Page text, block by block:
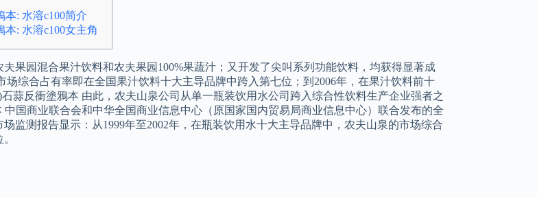
本: 水溶c100简介
本: 水溶c100女主角
夫果园混合果汁饮料和农夫果园100%果蔬汁；又开发了尖叫系列功能饮料，均获得显著成
场综合占有率即在全国果汁饮料十大主导品牌中跨入第七位；到2006年，在果汁饮料前十
蒜反衝塗鴉本 由此，农夫山泉公司从单一瓶装饮用水公司跨入综合性饮料生产企业强者之
中国商业联合会和中华全国商业信息中心（原国家国内贸易局商业信息中心）联合发布的全
监测报告显示：从1999年至2002年，在瓶装饮用水十大主导品牌中，农夫山泉的市场综合